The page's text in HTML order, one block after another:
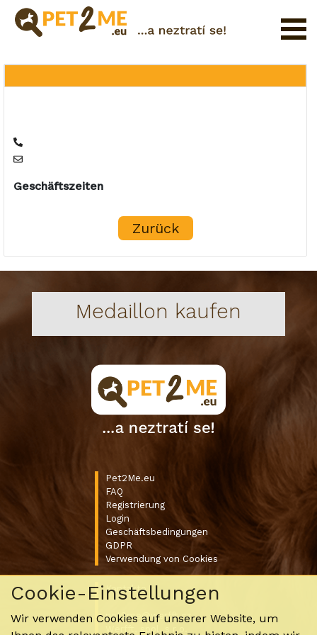
Cookie-Einstellungen
Wir verwenden Cookies auf unserer Website, um
Katalog
der
Geschäftszeiten
Zurück
Medaillon kaufen
Pet2Me.eu
FAQ
Registrierung
Login
Geschäftsbedingungen
GDPR
Verwendung von Cookies
Kontakte
pet2me@werfft.cz